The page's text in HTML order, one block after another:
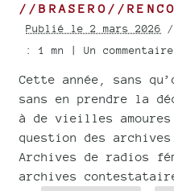
//BRASERO//
Publié le 2 mars 2026 /
: 1 mn | Un
Cette année, sans
sans en prendre la
à de vieilles
question des
Archives de radios
archives